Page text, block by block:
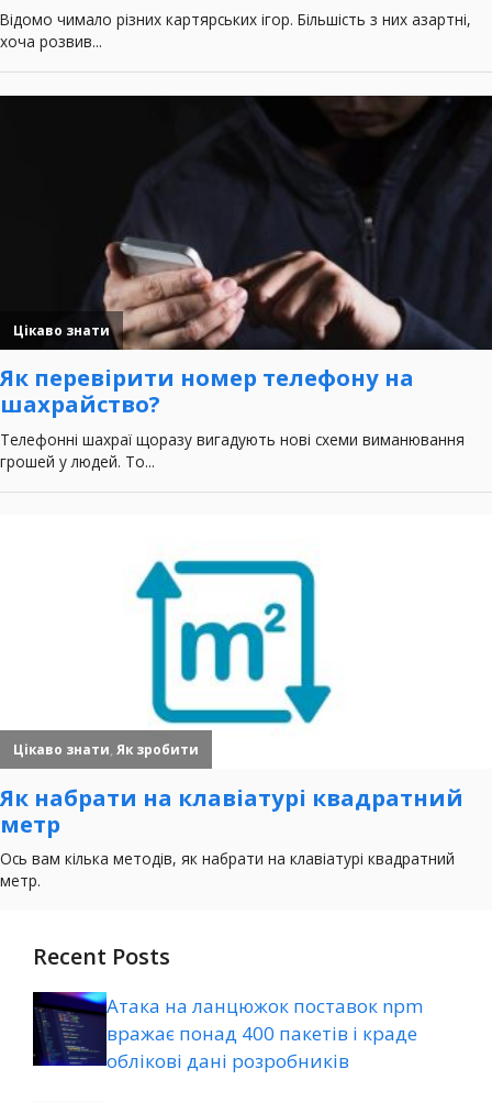
Recent Posts
Атака на ланцюжок поставок npm
вражає понад 400 пакетів і краде
облікові дані розробників